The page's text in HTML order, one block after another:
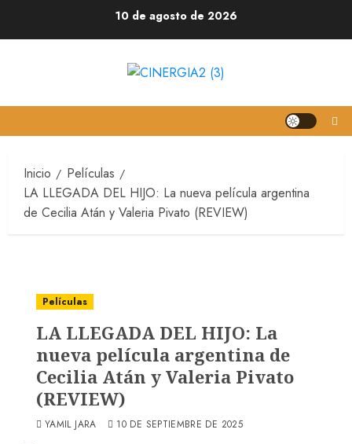
10 de agosto de 2026
Inicio
Películas
LA LLEGADA DEL HIJO: La nueva película argentina
de Cecilia Atán y Valeria Pivato (REVIEW)
Películas
LA LLEGADA DEL HIJO: La
nueva película argentina de
Cecilia Atán y Valeria Pivato
(REVIEW)
YAMIL JARA 10 DE SEPTIEMBRE DE 2025